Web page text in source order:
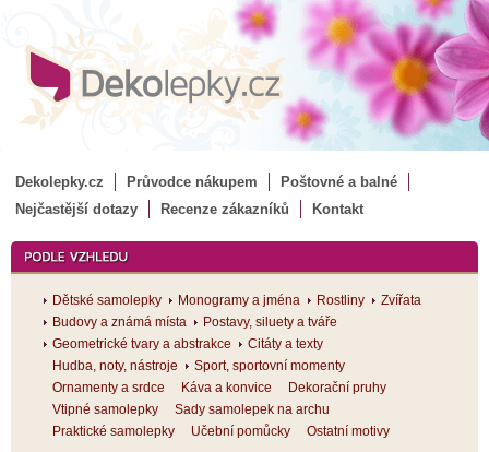
Dekolepky.cz Průvodce nákupem
Poštovné a balné
Nejčastější dotazy
Recenze zákazníků Kontakt
Dětské samolepky Monogramy a jména Rostliny
Zvířata
Budovy a známá místa
Postavy, siluety a tváře
Geometrické tvary a abstrakce
Citáty a texty
Hudba, noty, nástroje
Sport, sportovní momenty
Ornamenty a srdce
Káva a konvice
Dekorační pruhy
Vtipné samolepky
Sady samolepek na archu
Praktické samolepky
Učební pomůcky Ostatní motivy